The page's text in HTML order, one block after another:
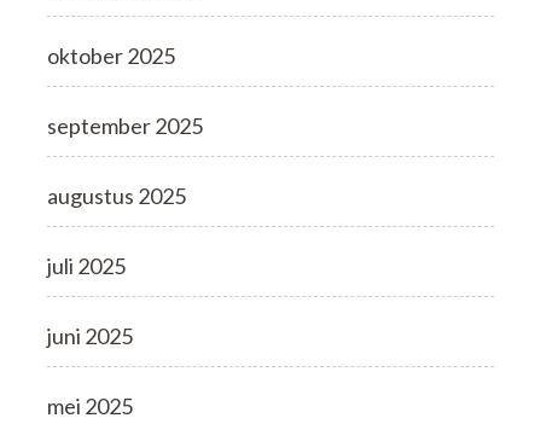
oktober 2025
september 2025
augustus 2025
juli 2025
juni 2025
mei 2025